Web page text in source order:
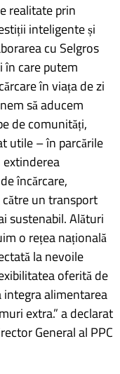
realitate prin
inteligente și
cu Selgros
în care putem
în viața de zi
să aducem
de comunități,
utile – în parcările
încărcare,
un transport
sustenabil. Alături
o rețea națională
la nevoile
oferită de
integra alimentarea
extra.” a declarat
General al PPC